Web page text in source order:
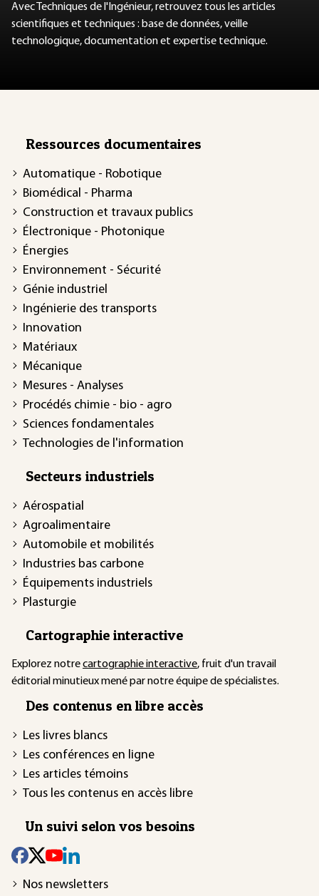
Avec Techniques de l'Ingénieur, retrouvez tous les articles
scientifiques et techniques : base de données, veille
technologique, documentation et expertise technique.
Ressources documentaires
Automatique - Robotique
Biomédical - Pharma
Construction et travaux publics
Électronique - Photonique
Énergies
Environnement - Sécurité
Génie industriel
Ingénierie des transports
Innovation
Matériaux
Mécanique
Mesures - Analyses
Procédés chimie - bio - agro
Sciences fondamentales
Technologies de l'information
Secteurs industriels
Aérospatial
Agroalimentaire
Automobile et mobilités
Industries bas carbone
Équipements industriels
Plasturgie
Cartographie interactive
Explorez notrecartographie interactive, fruit d'un travail
éditorial minutieux mené par notre équipe de spécialistes.
Des contenus en libre accès
Les livres blancs
Les conférences en ligne
Les articles témoins
Tous les contenus en accès libre
Un suivi selon vos besoins
Nos newsletters